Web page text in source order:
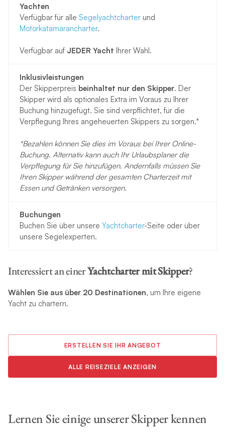
Yachten
Verfügbar für alle Segelyachtcharter und
Motorkatamarancharter.
Verfügbar auf JEDER Yacht Ihrer Wahl.
Inklusivleistungen
Der Skipperpreis beinhaltet nur den Skipper. Der
Skipper wird als optionales Extra im Voraus zu Ihrer
Buchung hinzugefügt. Sie sind verpflichtet, für die
Verpflegung Ihres angeheuerten Skippers zu sorgen.*
*Bezahlen können Sie dies im Voraus bei Ihrer Online-
Buchung. Alternativ kann auch Ihr Urlaubsplaner die
Verpflegung für Sie hinzufügen. Andernfalls müssen Sie
Ihren Skipper während der gesamten Charterzeit mit
Essen und Getränken versorgen.
Buchungen
Buchen Sie über unsereYachtcharter-Seite oder über
unsere Segelexperten.
Interessiert an einerYachtchartermit Skipper?
Wählen Sie aus über 20 Destinationen, um Ihre eigene
Yacht zu chartern.
ERSTELLEN SIE IHR ANGEBOT
ALLE REISEZIELE ANZEIGEN
Lernen Sie einige unserer Skipper kennen